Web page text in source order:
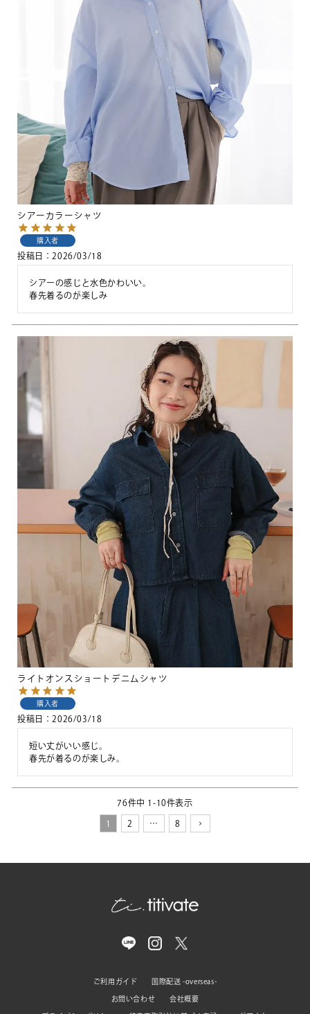
シアーカラーシャツ
購入者
投稿日 2026/03/18
シアーの感じと水色かわいい。
春先着るのが楽しみ
ライトオンスショートデニムシャツ
購入者
投稿日 2026/03/18
短い丈がいい感じ。
春先が着るのが楽しみ。
76件中 1 -10件表示
1 2 … 8
ご利用ガイド 国際配送 -overseas-
お問い合わせ 会社概要